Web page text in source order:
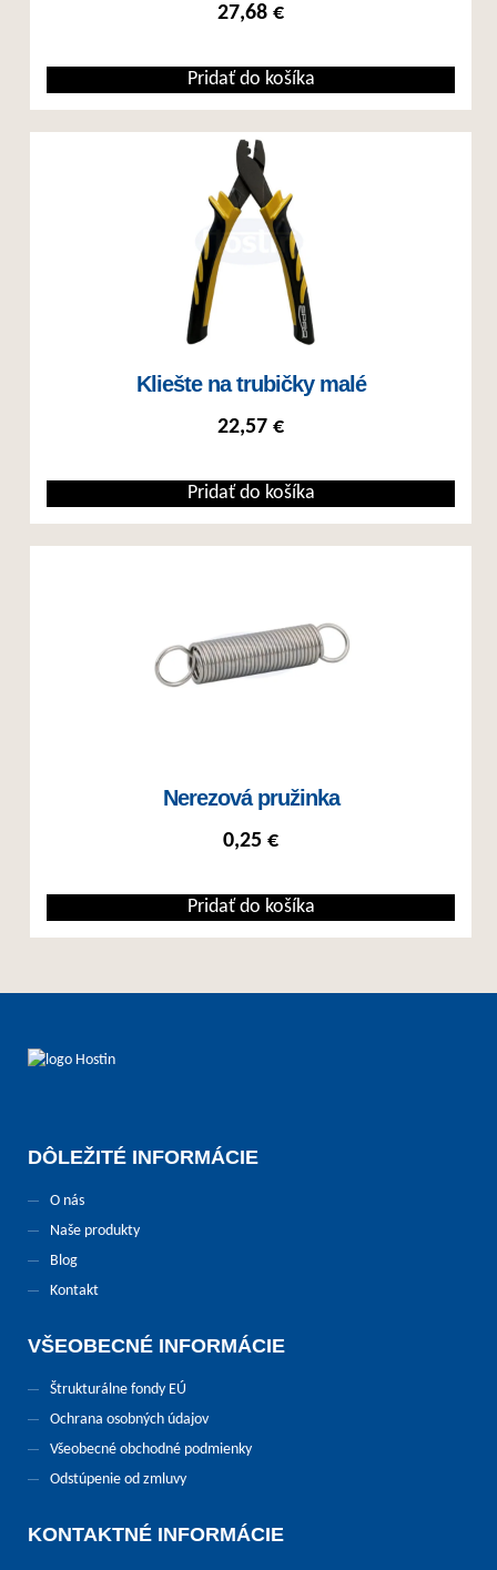
27,68 €
Pridať do košíka
Kliešte na trubičky malé
22,57 €
Pridať do košíka
Nerezová pružinka
0,25 €
Pridať do košíka
DÔLEŽITÉ INFORMÁCIE
O nás
Naše produkty
Blog
Kontakt
VŠEOBECNÉ INFORMÁCIE
Štrukturálne fondy EÚ
Ochrana osobných údajov
Všeobecné obchodné podmienky
Odstúpenie od zmluvy
KONTAKTNÉ INFORMÁCIE